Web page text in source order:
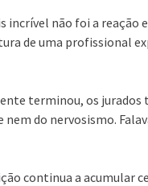
não foi a reação
de uma profissional
terminou, os
nem do nervosismo.
continua a acumular